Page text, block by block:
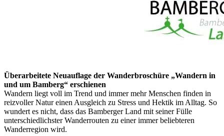
Überarbeitete Neuauflage der Wanderbroschüre „Wandern in
und um Bamberg“ erschienen
Wandern liegt voll im Trend und immer mehr Menschen finden in
reizvoller Natur einen Ausgleich zu Stress und Hektik im Alltag. So
wundert es nicht, dass das Bamberger Land mit seiner Fülle
unterschiedlichster Wanderrouten zu einer immer beliebteren
Wanderregion wird.